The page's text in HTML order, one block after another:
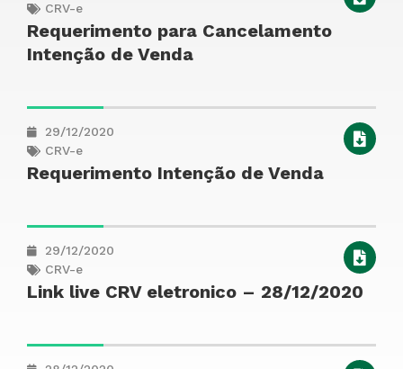
CRV-e
Requerimento para Cancelamento
Intenção de Venda
29/12/2020
CRV-e
Requerimento Intenção de Venda
29/12/2020
CRV-e
Link live CRV eletronico – 28/12/2020